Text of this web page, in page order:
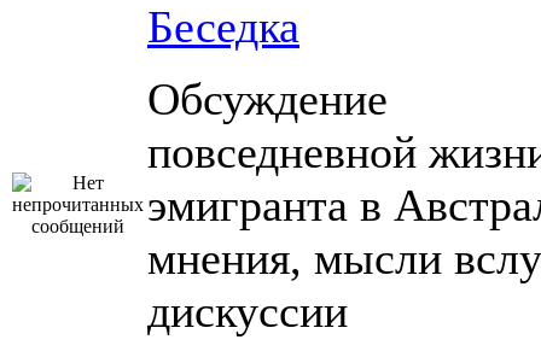
Беседка
Обсуждение
повседневной
эмигранта в
мнения, мысли
дискуссии